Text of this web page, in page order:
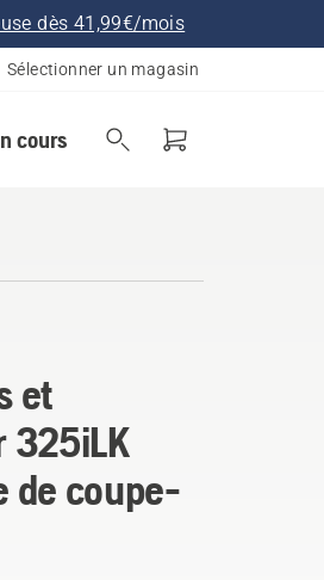
dès 41,99€/mois
Sélectionner un magasin
cours
et
325iLK
de coupe-